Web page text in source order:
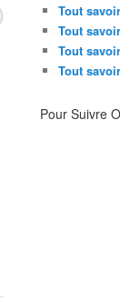
Tout
Tout
Tout
Tout
Pour Suivre